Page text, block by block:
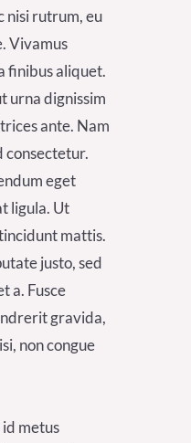
nisi rutrum, eu
Vivamus
finibus aliquet.
urna dignissim
ante. Nam
consectetur.
eget
ligula. Ut
mattis.
justo, sed
a. Fusce
gravida,
non congue
metus